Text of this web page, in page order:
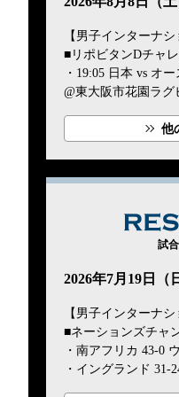
【男子インターナシ
■リポビタンDチャ
・19:05 日本 vs オ
@東大阪市花園ラグ
他
試
2026年7月19日（
【男子インターナシ
■ネーションズチャ
・南アフリカ 43-0
・イングランド 31-